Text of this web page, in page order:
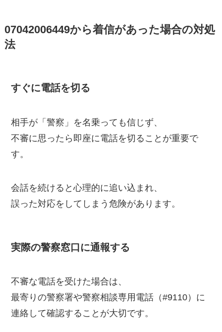
07042006449から着信があった場合の対処
法
すぐに電話を切る
相手が「警察」を名乗っても信じず、
不審に思ったら即座に電話を切ることが重要で
す。
会話を続けると心理的に追い込まれ、
誤った対応をしてしまう危険があります。
実際の警察窓口に通報する
不審な電話を受けた場合は、
最寄りの警察署や警察相談専用電話（#9110）に
連絡して確認することが大切です。